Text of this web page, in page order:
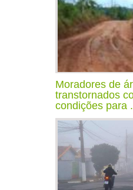
Moradores de
transtornados
condições para